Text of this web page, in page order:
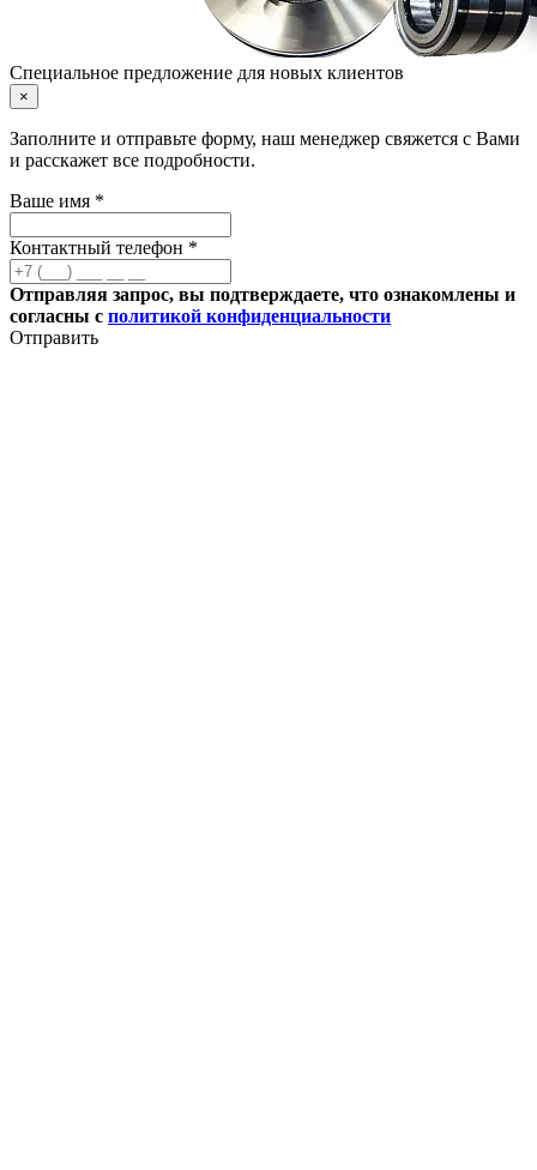
Специальное предложение для новых клиентов
×
Заполните и отправьте форму, наш менеджер свяжется с Вами
и расскажет все подробности.
Ваше имя *
Контактный телефон *
Отправляя запрос, вы подтверждаете, что ознакомлены и
согласны с политикой конфиденциальности
Отправить